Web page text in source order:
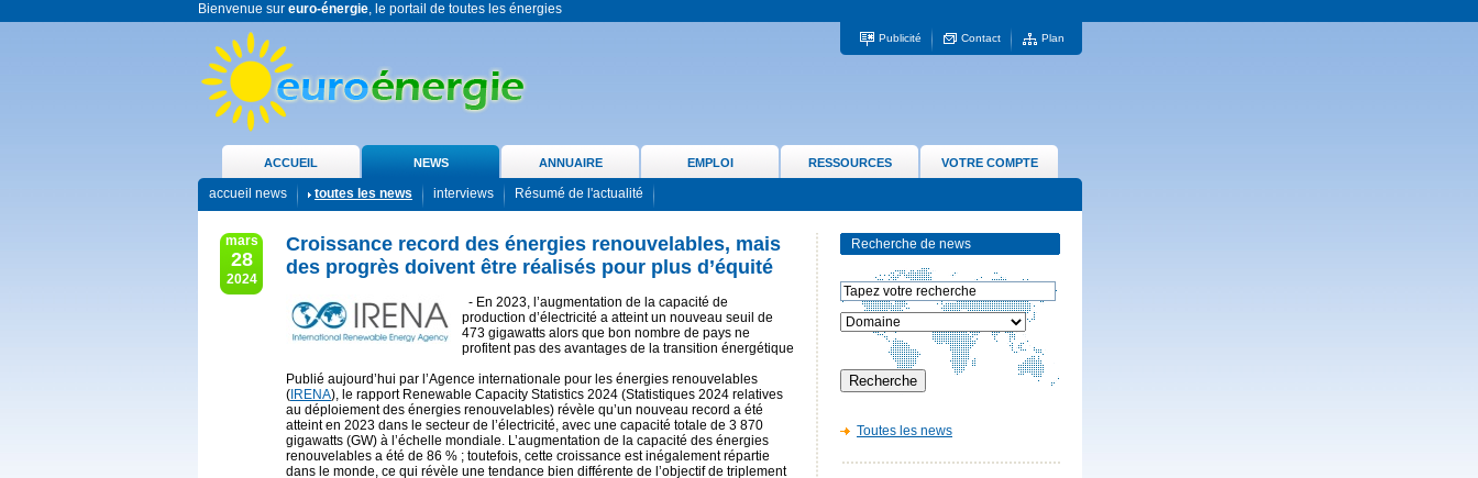
Bienvenue sur euro-énergie, le portail de toutes les énergies
Publicité Contact Plan
ACCUEIL NEWS ANNUAIRE EMPLOI RESSOURCES VOTRE COMPTE
accueil news toutes les news interviews Résumé de l'actualité
mars
28
2024
Croissance record des énergies renouvelables, mais
des progrès doivent être réalisés pour plus d’équité
- En 2023, l’augmentation de la capacité de
production d’électricité a atteint un nouveau seuil de
473 gigawatts alors que bon nombre de pays ne
profitent pas des avantages de la transition énergétique
Publié aujourd’hui par l’Agence internationale pour les énergies renouvelables
( IRENA), le rapport Renewable Capacity Statistics 2024 (Statistiques 2024 relatives
au déploiement des énergies renouvelables) révèle qu’un nouveau record a été
atteint en 2023 dans le secteur de l’électricité, avec une capacité totale de 3 870
gigawatts (GW) à l’échelle mondiale. L’augmentation de la capacité des énergies
renouvelables a été de 86 % ; toutefois, cette croissance est inégalement répartie
dans le monde, ce qui révèle une tendance bien différente de l’objectif de triplement
Recherche de news
Toutes les news